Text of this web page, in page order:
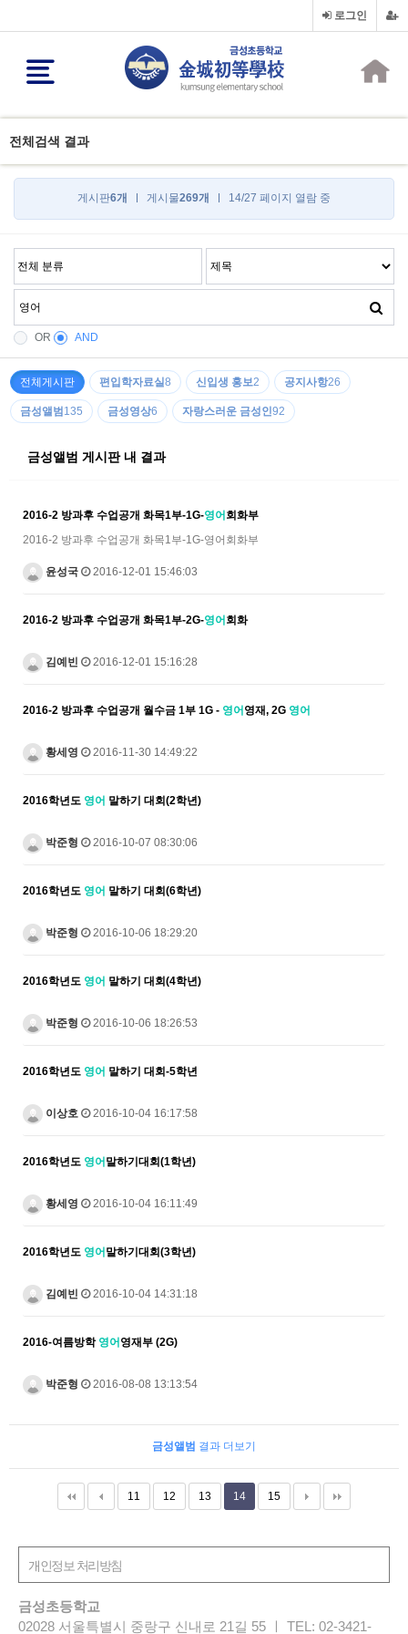
로그인
전체검색 결과
게시판6개 게시물269개 14/27 페이지 열람 중
OR AND
전체게시판 편입학자료실8 신입생 홍보2 공지사항26
금성앨범135 금성영상6 자랑스러운 금성인92
금성앨범 게시판 내 결과
2016-2 방과후 수업공개 화목1부-1G-영어회화부
2016-2 방과후 수업공개 화목1부-1G-영어회화부
윤성국 2016-12-01 15:46:03
2016-2 방과후 수업공개 화목1부-2G-영어회화
김예빈 2016-12-01 15:16:28
2016-2 방과후 수업공개 월수금 1부 1G - 영어영재, 2G 영어
황세영 2016-11-30 14:49:22
2016학년도 영어 말하기 대회(2학년)
박준형 2016-10-07 08:30:06
2016학년도 영어 말하기 대회(6학년)
박준형 2016-10-06 18:29:20
2016학년도 영어 말하기 대회(4학년)
박준형 2016-10-06 18:26:53
2016학년도 영어 말하기 대회-5학년
이상호 2016-10-04 16:17:58
2016학년도 영어말하기대회(1학년)
황세영 2016-10-04 16:11:49
2016학년도 영어말하기대회(3학년)
김예빈 2016-10-04 14:31:18
2016-여름방학 영어영재부 (2G)
박준형 2016-08-08 13:13:54
금성앨범 결과 더보기
11 12 13 14 15
금성초등학교
02028 서울특별시 중랑구 신내로 21길 55 ㅣ TEL: 02-3421-